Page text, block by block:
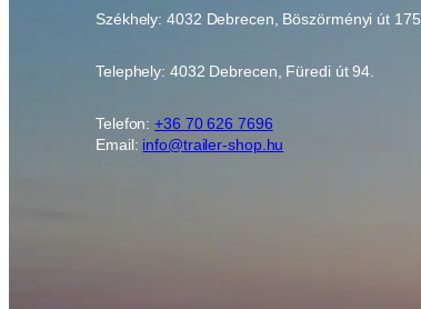
Székhely: 4032 Debrecen, Böszörményi út 175.
Telephely: 4032 Debrecen, Füredi út 94.
Telefon:+36 70 626 7696
Email: info@trailer-shop.hu